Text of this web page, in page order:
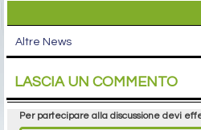
Altre News
LASCIA UN COMMENTO
Per partecipare alla discussione devi